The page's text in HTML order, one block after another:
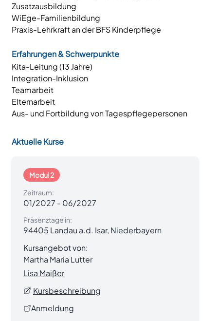
Zusatzausbildung
WiEge-Familienbildung
Praxis-Lehrkraft an der BFS Kinderpflege
Erfahrungen & Schwerpunkte
Kita-Leitung (13 Jahre)
Integration-Inklusion
Teamarbeit
Elternarbeit
Aus- und Fortbildung von Tagespflegepersonen
Aktuelle Kurse
Modul 2
Zeitraum:
01/2027 - 06/2027
Präsenztage in:
94405 Landau a.d. Isar, Niederbayern
Kursangebot von:
Martha Maria Lutter
Lisa Maißer
Kursbeschreibung
Anmeldung